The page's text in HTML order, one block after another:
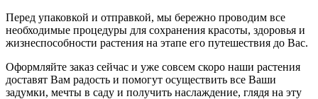
Перед упаковкой и отправкой, мы бережно проводим все
необходимые процедуры для сохранения красоты, здоровья и
жизнеспособности растения на этапе его путешествия до Вас.
Оформляйте заказ сейчас и уже совсем скоро наши растения
доставят Вам радость и помогут осуществить все Ваши
задумки, мечты в саду и получить наслаждение, глядя на эту